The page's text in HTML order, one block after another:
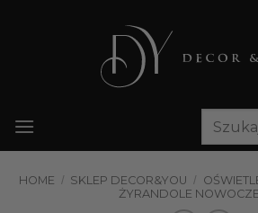
Szukaj:
HOME / SKLEP DECOR&YOU /
ŻYRANDOLE